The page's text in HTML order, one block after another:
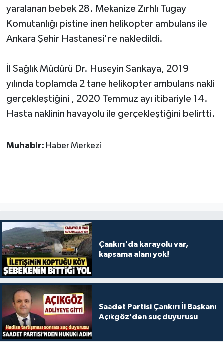
yaralanan bebek 28. Mekanize Zırhlı Tugay
Komutanlığı pistine inen helikopter ambulans ile
Ankara Şehir Hastanesi'ne nakledildi.
İl Sağlık Müdürü Dr. Huseyin Sarıkaya, 2019
yılında toplamda 2 tane helikopter ambulans nakli
gerçekleştiğini , 2020 Temmuz ayı itibariyle 14.
Hasta naklinin havayolu ile gerçekleştiğini belirtti.
Muhabir: Haber Merkezi
Çankırı'da karayolu var,
kapsama alanı yok!
Saadet Partisi Çankırı İl Başkanı
Açıkgöz’den suç duyurusu
TÜRKİYE
DÜNYA